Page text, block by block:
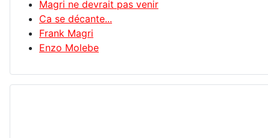
Magri ne devrait pas venir
Ca se décante...
Frank Magri
Enzo Molebe